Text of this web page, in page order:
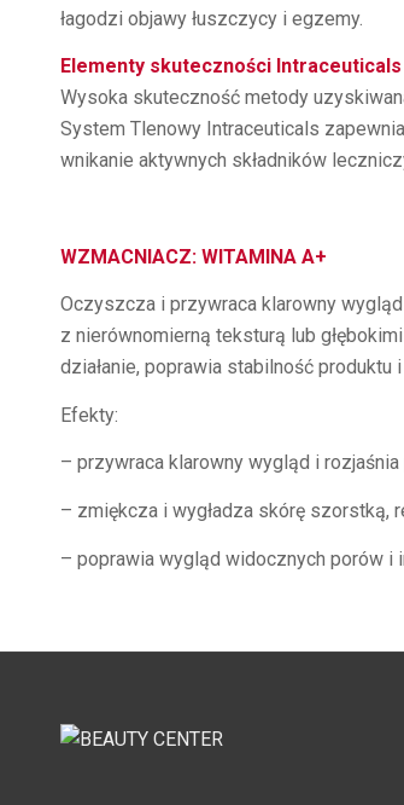
łagodzi objawy łuszczycy i egzemy.
Elementy skuteczności Intraceuticals
Wysoka skuteczność metody
System Tlenowy Intraceuticals
wnikanie aktywnych składników
WZMACNIACZ: WITAMINA A+
Oczyszcza i przywraca klarowny
z nierównomierną teksturą lub
działanie, poprawia stabilność produktu
Efekty:
– przywraca klarowny wygląd i
– zmiękcza i wygładza skórę szorstką,
– poprawia wygląd widocznych porów i